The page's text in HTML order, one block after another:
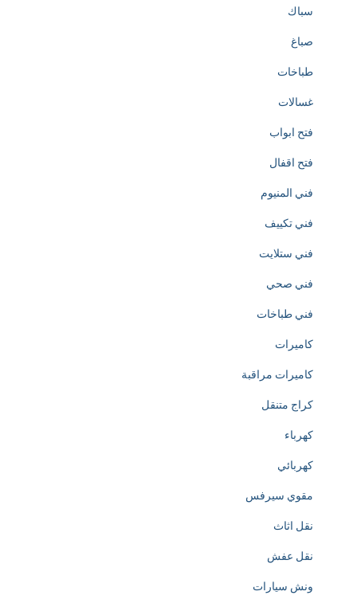
c
e
a
o
n
o
h
p
s
w
w
سباك
صباغ
طباخات
غسالات
فتح ابواب
فتح اقفال
فني المنيوم
فني تكييف
فني ستلايت
فني صحي
فني طباخات
كاميرات
كاميرات مراقبة
كراج متنقل
كهرباء
كهربائي
مقوي سيرفس
نقل اثاث
نقل عفش
ونش سيارات